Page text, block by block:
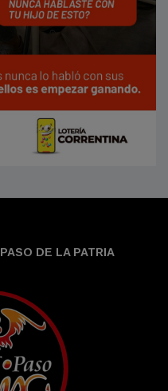
PASO DE LA PATRIA